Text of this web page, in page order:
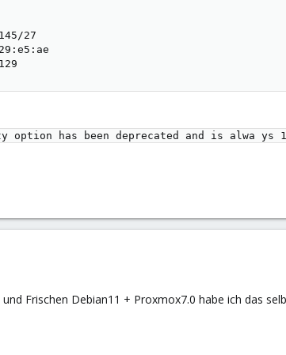
27
option has been deprecated and is alwa ys
Frischen Debian11 + Proxmox7.0 habe ich das